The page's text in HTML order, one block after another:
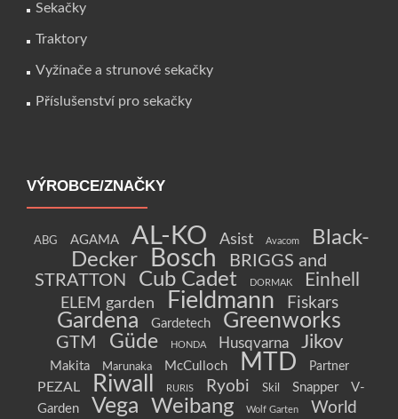
Sekačky
Traktory
Vyžínače a strunové sekačky
Příslušenství pro sekačky
VÝROBCE/ZNAČKY
ABG AGAMA AL-KO Asist Avacom
Black-
Decker
Bosch
BRIGGS and
STRATTON
Cub Cadet DORMAK Einhell
ELEM garden Fieldmann Fiskars
Gardena Gardetech Greenworks
GTM Güde HONDA Husqvarna Jikov
Makita Marunaka McCulloch MTD Partner
PEZAL Riwall RURIS Ryobi Skil Snapper
V-
Garden
Vega Weibang Wolf Garten World